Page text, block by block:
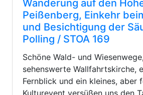
Wanderung auf den
Peißenberg, Einkehr
und Besichtigung der
Polling / STOA 169
Schöne Wald- und
sehenswerte Wallfahrtskirche,
Fernblick und ein kleines, aber
Kulturevent versüßen uns den